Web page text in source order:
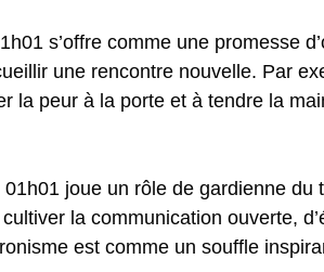
s’offre comme une promesse
une rencontre nouvelle. Par
la peur à la porte et à tendre la
joue un rôle de gardienne
la communication ouverte,
est comme un souffle